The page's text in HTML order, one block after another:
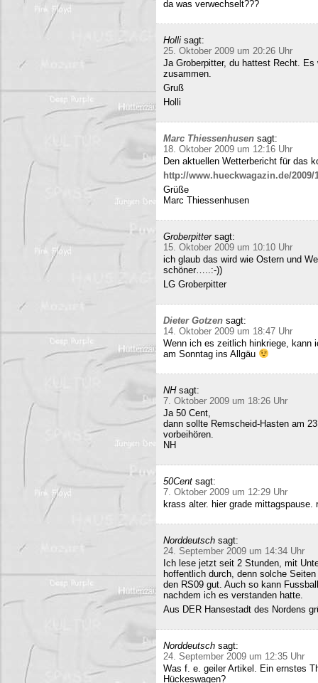
da was verwechselt???
Holli sagt:
25. Oktober 2009 um 20:26 Uhr
Ja Groberpitter, du hattest Recht.
zusammen.
Gruß
Holli
Marc Thiessenhusen sagt:
18. Oktober 2009 um 12:16 Uhr
Den aktuellen Wetterbericht für das
http://www.hueckwagazin.de/2009/
Grüße
Marc Thiessenhusen
Groberpitter sagt:
15. Oktober 2009 um 10:10 Uhr
ich glaub das wird wie Ostern und
schöner…..:-))
LG Groberpitter
Dieter Gotzen sagt:
14. Oktober 2009 um 18:47 Uhr
Wenn ich es zeitlich hinkriege, kann
am Sonntag ins Allgäu
NH sagt:
7. Oktober 2009 um 18:26 Uhr
Ja 50 Cent,
dann sollte Remscheid-Hasten am
vorbeihören.
NH
50Cent sagt:
7. Oktober 2009 um 12:29 Uhr
krass alter. hier grade
Norddeutsch sagt:
24. September 2009 um 14:34 Uhr
Ich lese jetzt seit 2 Stunden, mit
hoffentlich durch, denn solche
den RS09 gut. Auch so kann
nachdem ich es verstanden hatte.
Aus DER Hansestadt des Nordens
Norddeutsch sagt:
24. September 2009 um 12:35 Uhr
Was f. e. geiler Artikel. Ein ernstes
Hückeswagen?